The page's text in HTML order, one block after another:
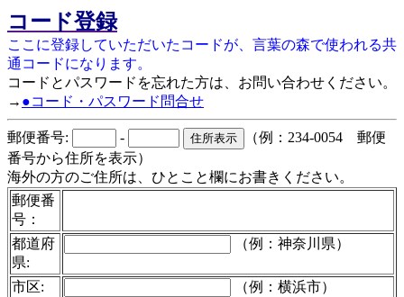
コード登録
ここに登録していただいたコードが、言葉の森で使われる共
通コードになります。
コードとパスワードを忘れた方は、お問い合わせください。
→ ●コード・パスワード問合せ
郵便番号: -
（例：234-0054 郵便
番号から住所を表示）
海外の方のご住所は、ひとこと欄にお書きください。
郵便番
号：
都道府
県:
（例：神奈川県）
市区:
（例：横浜市）